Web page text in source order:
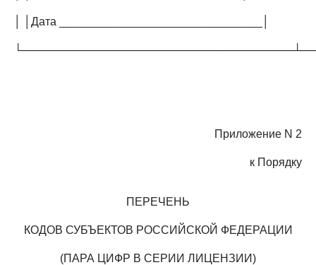
│ │Дата ________________________________│
Приложение N 2
к Порядку
ПЕРЕЧЕНЬ
КОДОВ СУБЪЕКТОВ РОССИЙСКОЙ ФЕДЕРАЦИИ
(ПАРА ЦИФР В СЕРИИ ЛИЦЕНЗИИ)